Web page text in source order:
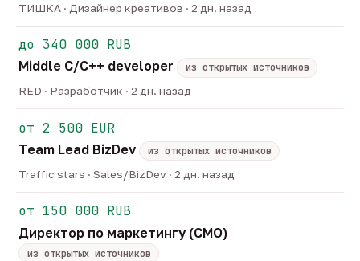
ТИШКА · Дизайнер креативов · 2 дн. назад
до 340 000 RUB
Middle C/C++ developer
из открытых источников
RED · Разработчик · 2 дн. назад
от 2 500 EUR
Team Lead BizDev
из открытых источников
Traffic stars · Sales/BizDev · 2 дн. назад
от 150 000 RUB
Директор по маркетингу (CMO)
из открытых источников